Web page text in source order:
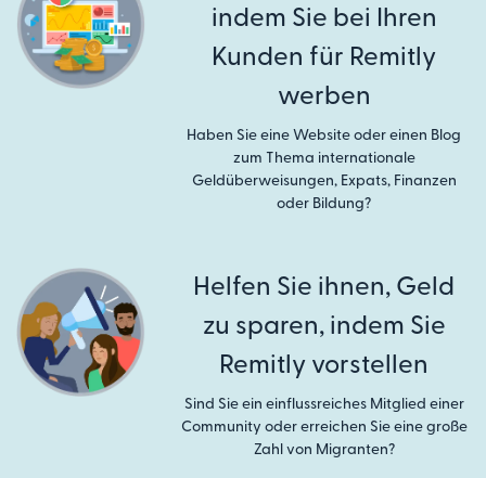
indem Sie bei Ihren
Kunden für Remitly
werben
Haben Sie eine Website oder einen Blog
zum Thema internationale
Geldüberweisungen, Expats, Finanzen
oder Bildung?
Helfen Sie ihnen, Geld
zu sparen, indem Sie
Remitly vorstellen
Sind Sie ein einflussreiches Mitglied einer
Community oder erreichen Sie eine große
Zahl von Migranten?